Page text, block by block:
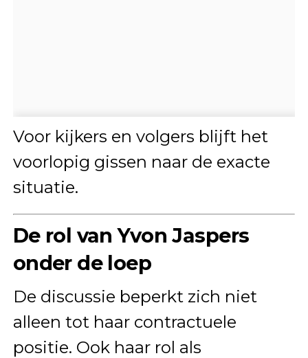
Voor kijkers en volgers blijft het
voorlopig gissen naar de exacte
situatie.
De rol van Yvon Jaspers
onder de loep
De discussie beperkt zich niet
alleen tot haar contractuele
positie. Ook haar rol als